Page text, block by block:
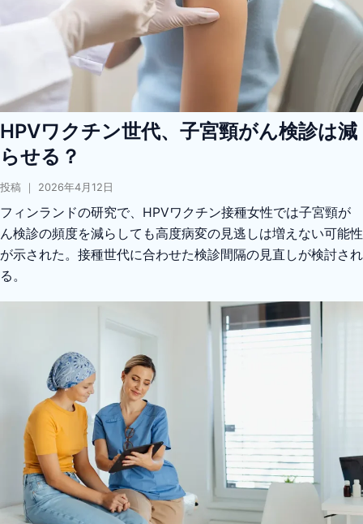
HPVワクチン世代、子宮頸がん検診は減
らせる？
投稿 ｜ 2026年4月12日
フィンランドの研究で、HPVワクチン接種女性では子宮頸が
ん検診の頻度を減らしても高度病変の見逃しは増えない可能性
が示された。接種世代に合わせた検診間隔の見直しが検討され
る。